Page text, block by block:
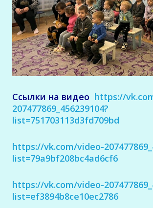
Ссылки на видео https://
207477869_456239104?
list=751703113d3fd709bd
https://vk.com/video-
list=79a9bf208bc4ad6cf6
https://vk.com/video-
list=ef3894b8ce10ec2786